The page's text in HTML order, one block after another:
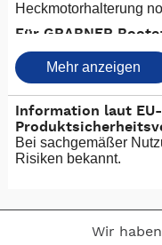
Heckmotorhalterung
Für GRABNER Boote:
ADVENTURE
ADVENTURE
ADVENTURE SL
Details
Die Motorhalterung
ADVENTURE
Motorhalterung
Klemmteil für
Mehr anzeigen
Information laut EU-
Bei sachgemäßer
Risiken bekannt.
Wir